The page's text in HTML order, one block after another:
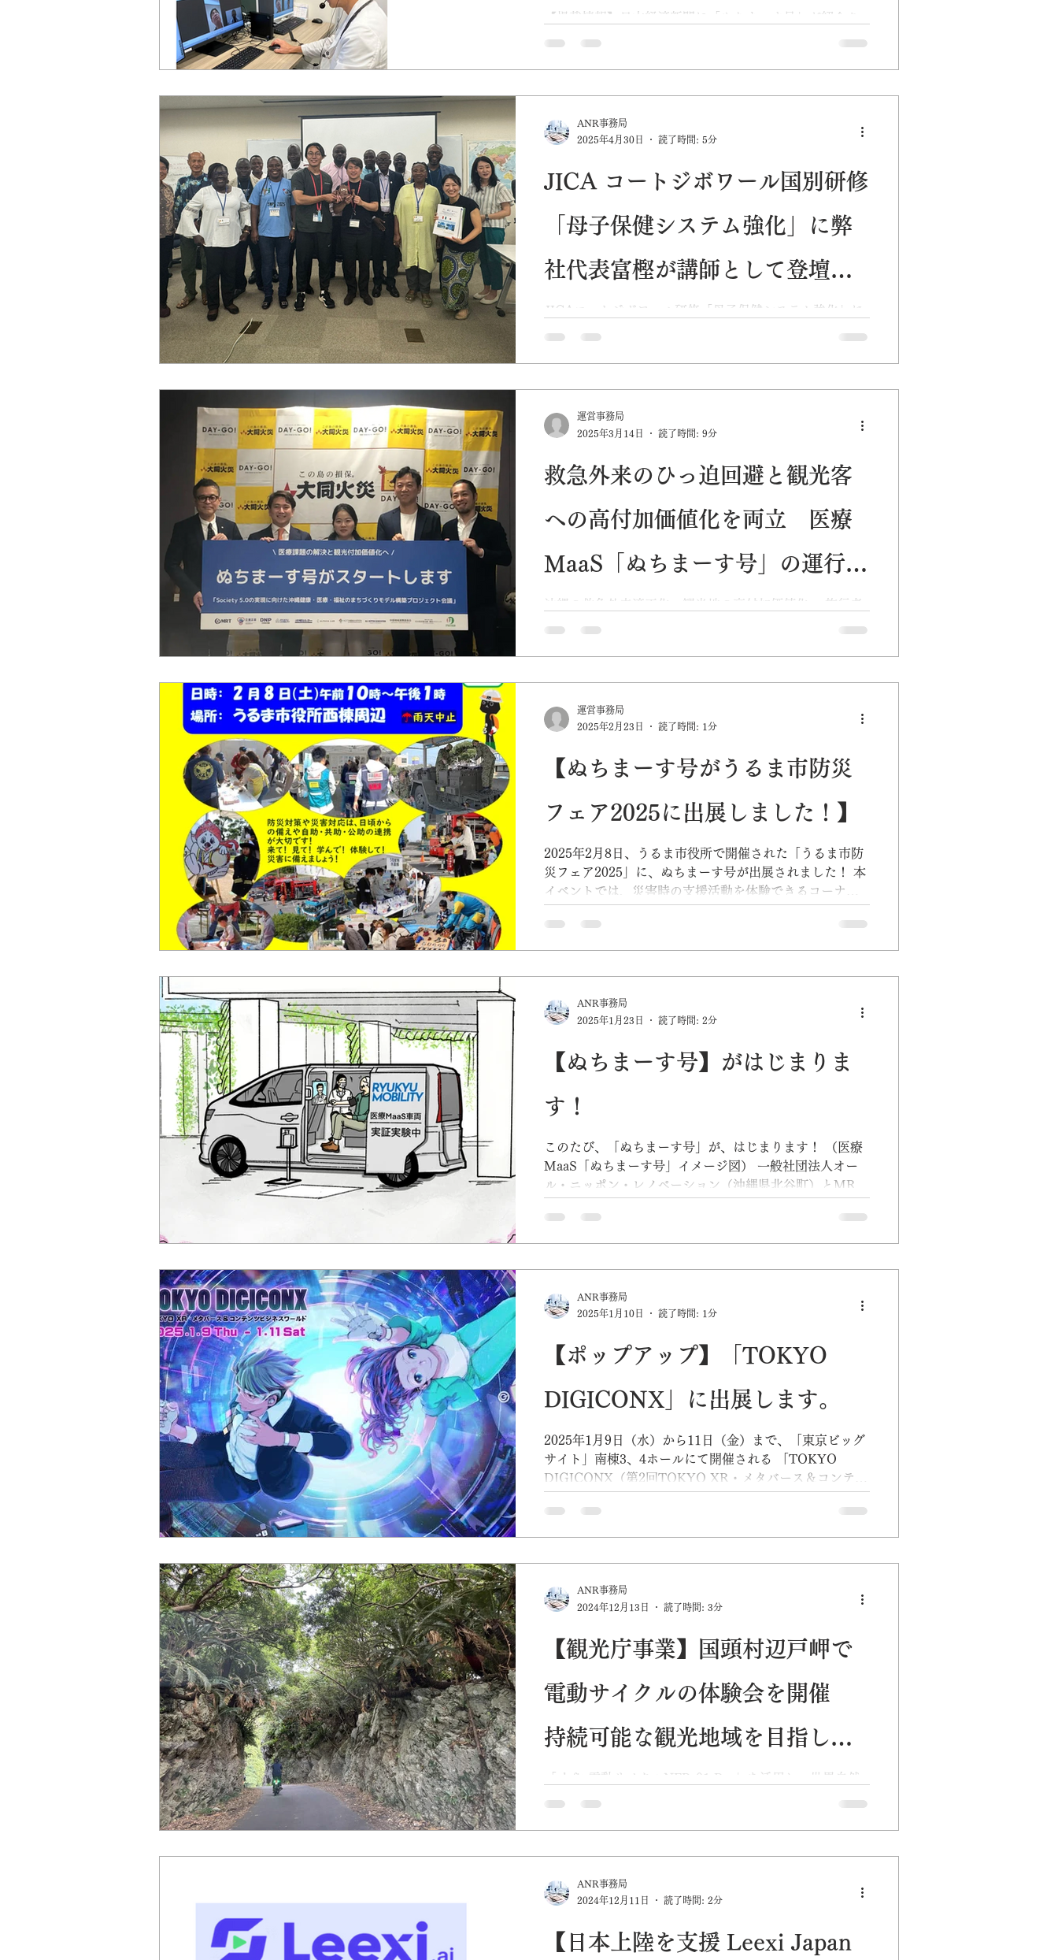
【掲載情報】日本経済新聞に「ぬちまーす号」が紹介さ
ン診療の事例として、弊社のサービス「ぬちまーす号」
が掲載されました。 記事では、「沖縄、オンライン診療
観光と地域医療の両立を目指す新たな仕組みとして紹介
されています。 「ぬちまーす号」は1月に実証実験として
開始し、現在は離島を含む全県で24時間対応。電話予約
後、看護師がホテルに駆けつけ、医師とオンラインで診
薬の受け取りまでホテルの客室で完結し、通常より短時
つなぐ新しいモデルとして、より多くの方に安心を届け
てまいります。
JICA コートジボワール国別研修
「母子保健システム強化」に弊
社代表富樫が講師として登壇し
ました！
JICAコートジボワール研修「母子保健システム強化」に
STI/STD・アフターピル相談、地域医療・コミュニティ
ANR事務局
2025年4月30日
読了時間: 5分
救急外来のひっ迫回避と観光客
への高付加価値化を両立 医療
MaaS「ぬちまーす号」の運行を
恒久化、活用可能な旅行保険も
拡大提携レンタカー利用の外国
用可能に。
沖縄の救急外来適正化・観光地の高付加価値化へ 旅行者
立替えも不要に。 （写真：3月13日に大同火災海上保険
株式会社にて行われた記者発表 左から大同火災海上保
運営事務局
2025年3月14日
読了時間: 9分
【ぬちまーす号がうるま市防災
フェア2025に出展しました！】
2025年2月8日、うるま市役所で開催された「うるま市防
災フェア2025」に、ぬちまーす号が出展されました！ 本
イベントでは、災害時の支援活動を体験できるコーナー
の方々が車両の設備や機能を見学し、防災・医療支援の
可能性につい...
運営事務局
2025年2月23日
読了時間: 1分
【ぬちまーす号】がはじまりま
す！
このたび、「ぬちまーす号」が、はじまります！ （医療
MaaS「ぬちまーす号」イメージ図） 一般社団法人オー
ル・ニッポン・レノベーション（沖縄県北谷町）とMRT
市）、沖縄セルラー電話株式会社（沖縄県那覇市）、株
式会社ホット沖縄...
ANR事務局
2025年1月23日
読了時間: 2分
【ポップアップ】「TOKYO
DIGICONX」に出展します。
2025年1月9日（水）から11日（金）まで、「東京ビッグ
サイト」南棟3、4ホールにて開催される 「TOKYO
DIGICONX（第2回TOKYO XR・メタバース＆コンテン
場所は D-07ブース...
ANR事務局
2025年1月10日
読了時間: 1分
【観光庁事業】国頭村辺戸岬で
電動サイクルの体験会を開催
持続可能な観光地域を目指し
て 周遊ツアーも。
「glafit 電動サイクルNFR-01 Pro」を活用し、世界自然
リティで地域を支援します。 アイキャッチ写真=サイク
リングツアーの様子 この度、国頭村では観光庁...
ANR事務局
2024年12月13日
読了時間: 3分
【日本上陸を支援 Leexi Japan
ANR事務局
2024年12月11日
読了時間: 2分